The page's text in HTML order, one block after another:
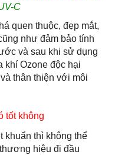
C
quen thuộc, đẹp mắt,
như đảm bảo tính
và sau khi sử dụng
khí Ozone độc hại
thân thiện với môi
tốt không
khuẩn thì không thể
hiệu đi đầu